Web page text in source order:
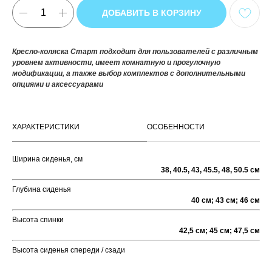
ДОБАВИТЬ В КОРЗИНУ
Кресло-коляска Старт подходит для пользователей с различным
уровнем активности, имеет комнатную и прогулочную
модификации, а также выбор комплектов с дополнительными
опциями и аксессуарами
ХАРАКТЕРИСТИКИ ОСОБЕННОСТИ
Ширина сиденья, см
38, 40.5, 43, 45.5, 48, 50.5 см
Глубина сиденья
40 см; 43 см; 46 см
Высота спинки
42,5 см; 45 см; 47,5 см
Высота сиденья спереди / сзади